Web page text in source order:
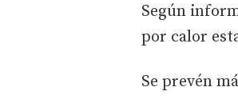
Según
por calor
Se prevén